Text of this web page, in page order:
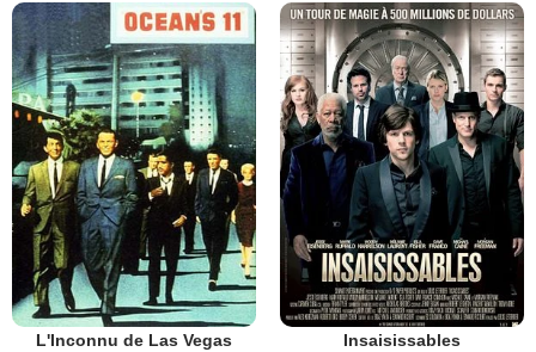
L'Inconnu de Las Vegas Insaisissables